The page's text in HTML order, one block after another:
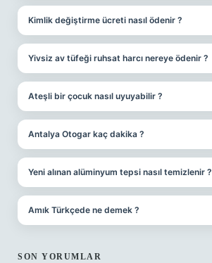
Kimlik değiştirme ücreti nasıl ödenir ?
Yivsiz av tüfeği ruhsat harcı nereye ödenir ?
Ateşli bir çocuk nasıl uyuyabilir ?
Antalya Otogar kaç dakika ?
Yeni alınan alüminyum tepsi nasıl temizlenir ?
Amık Türkçede ne demek ?
SON YORUMLAR